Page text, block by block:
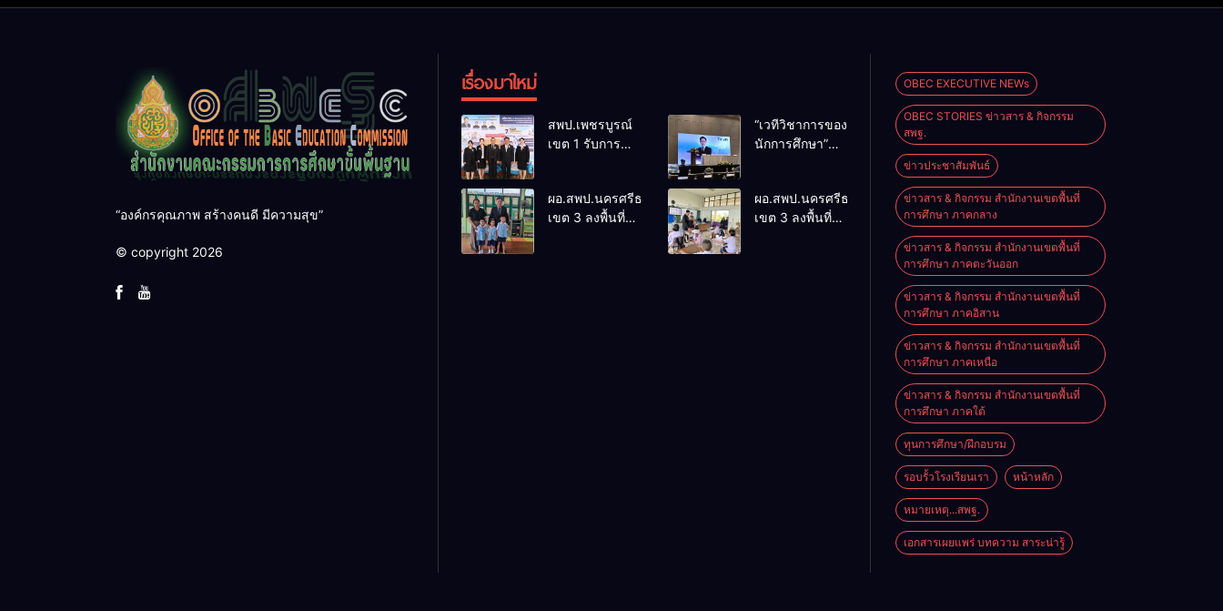
“องค์กรคุณภาพ สร้างคนดี มีความสุข”
© copyright 2026
เรื่องมาใหม่
สพป.เพชรบูรณ์
เขต 1 รับการ
ประจักษ์ คัดเลือก
“ก.ต.ป.น.
“เวทีวิชาการของ
นักการศึกษา”
Thailand
International
ผอ.สพป.นครศรีธรรมราช
เขต 3 ลงพื้นที่
ผอ.สพป.นครศรีธรรมราช
เขต 3 ลงพื้นที่
OBEC EXECUTIVE NEWs
OBEC STORIES ข่าวสาร & กิจกรรม
สพฐ.
ข่าวประชาสัมพันธ์
ข่าวสาร & กิจกรรม สำนักงานเขตพื้นที่
การศึกษา ภาคกลาง
ข่าวสาร & กิจกรรม สำนักงานเขตพื้นที่
การศึกษา ภาคตะวันออก
ข่าวสาร & กิจกรรม สำนักงานเขตพื้นที่
การศึกษา ภาคอิสาน
ข่าวสาร & กิจกรรม สำนักงานเขตพื้นที่
การศึกษา ภาคเหนือ
ข่าวสาร & กิจกรรม สำนักงานเขตพื้นที่
การศึกษา ภาคใต้
ทุนการศึกษา/ฝึกอบรม
รอบรั้วโรงเรียนเรา หน้าหลัก
หมายเหตุ...สพฐ.
เอกสารเผยแพร่ บทความ สาระน่ารู้